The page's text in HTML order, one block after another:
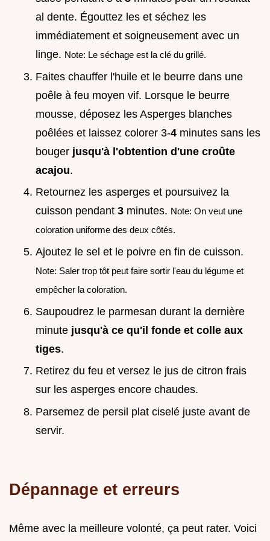
al dente. Égouttez les et séchez les
immédiatement et soigneusement avec un
linge. Note: Le séchage est la clé du grillé.
Faites chauffer l'huile et le beurre dans une
poêle à feu moyen vif. Lorsque le beurre
mousse, déposez les Asperges blanches
poêlées et laissez colorer 3-4 minutes sans les
bouger jusqu'à l'obtention d'une croûte
acajou.
Retournez les asperges et poursuivez la
cuisson pendant 3 minutes. Note: On veut une
coloration uniforme des deux côtés.
Ajoutez le sel et le poivre en fin de cuisson.
Note: Saler trop tôt peut faire sortir l'eau du légume et
empêcher la coloration.
Saupoudrez le parmesan durant la dernière
minute jusqu'à ce qu'il fonde et colle aux
tiges.
Retirez du feu et versez le jus de citron frais
sur les asperges encore chaudes.
Parsemez de persil plat ciselé juste avant de
servir.
Dépannage et erreurs
Même avec la meilleure volonté, ça peut rater. Voici